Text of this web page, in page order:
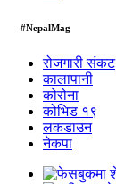
#NepalMag
रोजगारी संकट
कालापानी
कोरोना
कोभिड १९
लकडाउन
नेकपा